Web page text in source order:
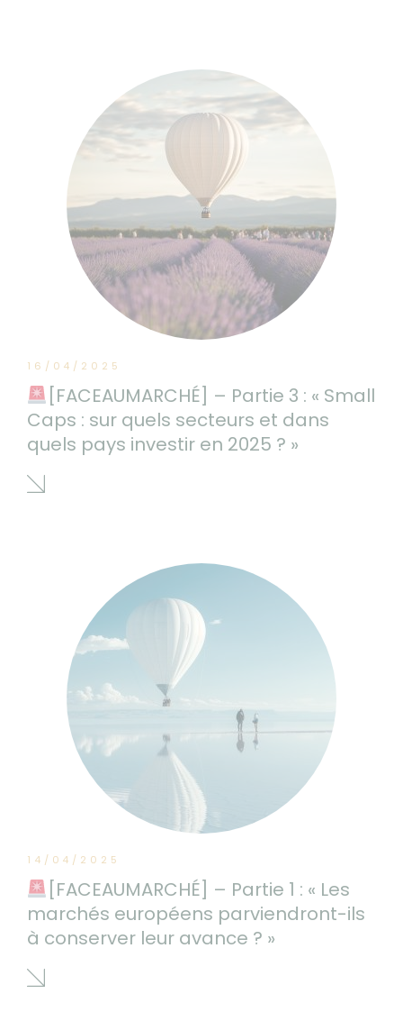
16/04/2025
[FACEAUMARCHÉ] – Partie 3 : « Small
Caps : sur quels secteurs et dans
quels pays investir en 2025 ? »
14/04/2025
[FACEAUMARCHÉ] – Partie 1 : « Les
marchés européens parviendront-ils
à conserver leur avance ? »